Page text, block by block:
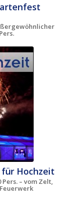
Hochzeit
– vom Zelt,